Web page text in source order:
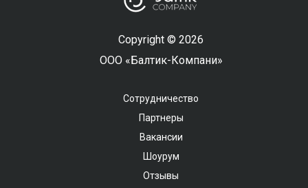
Copyright © 2026
ООО «Балтик-Компани»
Сотрудничество
Партнеры
Вакансии
Шоурум
Отзывы